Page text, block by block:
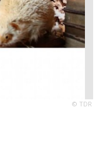
© TDR